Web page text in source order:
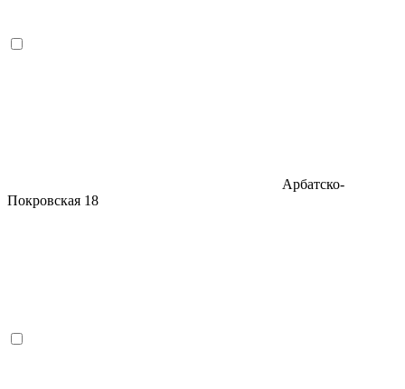
Арбатско-
Покровская 18